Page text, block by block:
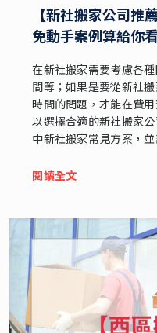
【新社搬家公司推
免動手案例算給你
在新社搬家需要考慮各
間等；如果是要從新社
時間的問題，才能在費
以選擇合適的新社搬家
中新社搬家常見方案，
閱讀全文